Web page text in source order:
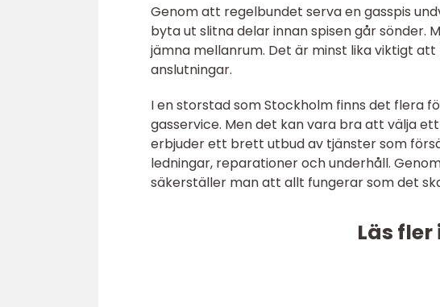
Genom att regelbundet serva en gasspis
byta ut slitna delar innan spisen går sönder.
jämna mellanrum. Det är minst lika viktigt
anslutningar.
I en storstad som Stockholm finns det flera
gasservice. Men det kan vara bra att välja
erbjuder ett brett utbud av tjänster som
ledningar, reparationer och underhåll.
säkerställer man att allt fungerar som det
Läs